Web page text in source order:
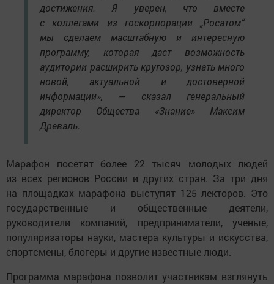
достижения. Я уверен, что вместе
с коллегами из госкорпорации „Росатом“
мы сделаем масштабную и интересную
программу, которая даст возможность
аудитории расширить кругозор, узнать много
новой, актуальной и достоверной
информации», — сказал генеральный
директор Общества «Знание» Максим
Древаль.
Марафон посетят более 22 тысяч молодых людей
из всех регионов России и других стран. За три дня
на площадках марафона выступят 125 лекторов. Это
государственные и общественные деятели,
руководители компаний, предприниматели, ученые,
популяризаторы науки, мастера культуры и искусства,
спортсмены, блогеры и другие известные люди.
Программа марафона позволит участникам взглянуть